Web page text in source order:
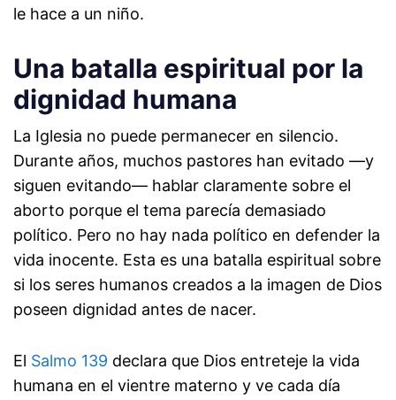
le hace a un niño.
Una batalla espiritual por la
dignidad humana
La Iglesia no puede permanecer en silencio.
Durante años, muchos pastores han evitado —y
siguen evitando— hablar claramente sobre el
aborto porque el tema parecía demasiado
político. Pero no hay nada político en defender la
vida inocente. Esta es una batalla espiritual sobre
si los seres humanos creados a la imagen de Dios
poseen dignidad antes de nacer.
El Salmo 139 declara que Dios entreteje la vida
humana en el vientre materno y ve cada día